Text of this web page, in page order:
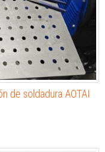
de soldadura AOTAI